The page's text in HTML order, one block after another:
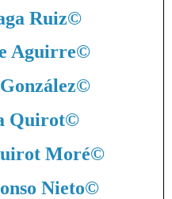
Ruiz©
Aguirre©
©
Quirot©
Moré©
Nieto©